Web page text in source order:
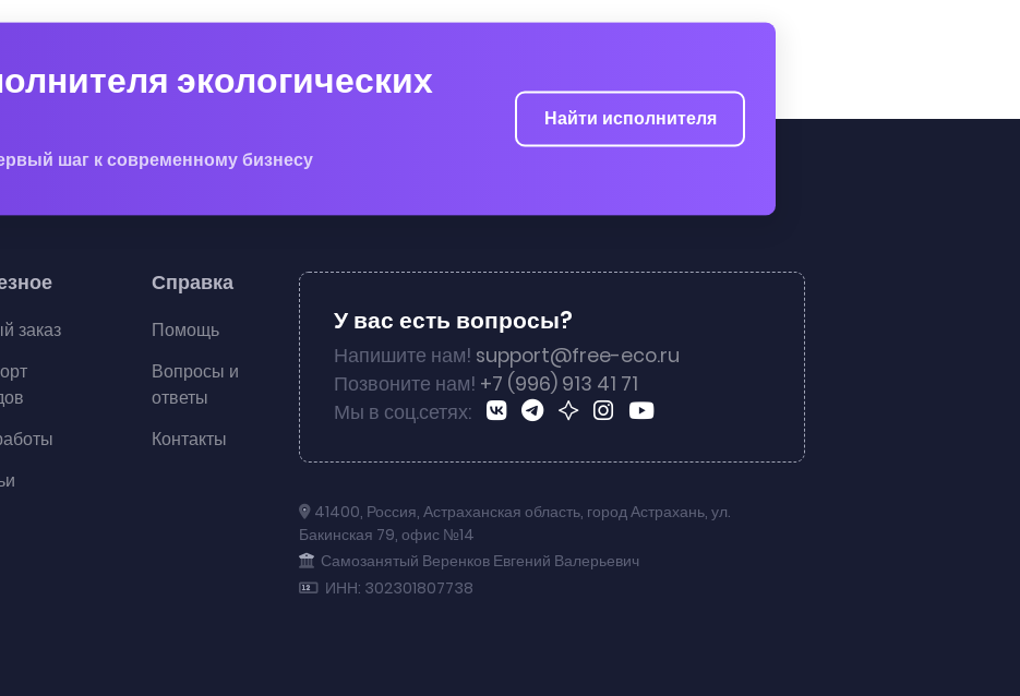
экологических
шаг к современному бизнесу
Найти исполнителя
заказ
Справка
Помощь
Вопросы и
ответы
Контакты
У вас есть вопросы?
Напишите нам! support@free-eco.ru
Позвоните нам! +7 (996) 913 41 71
Мы в соц.сетях:
41400, Россия, Астраханская область, город Астрахань, ул.
Бакинская 79, офис №14
Самозанятый Веренков Евгений Валерьевич
ИНН: 302301807738